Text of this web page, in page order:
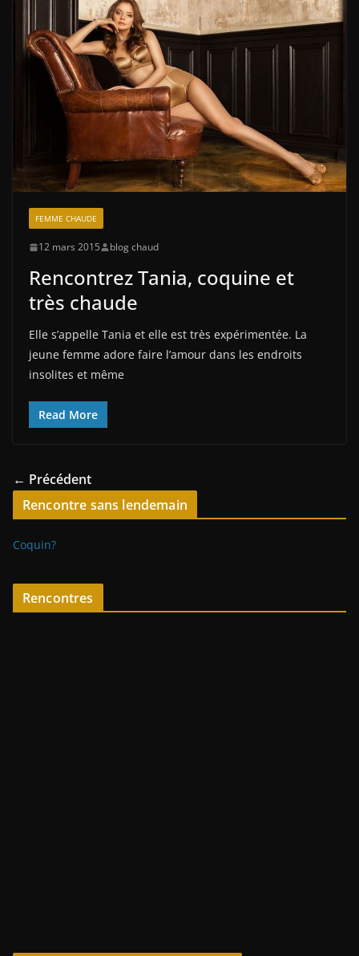
FEMME CHAUDE
12 mars 2015 blog chaud
Rencontrez Tania, coquine et
très chaude
Elle s’appelle Tania et elle est très expérimentée. La
jeune femme adore faire l’amour dans les endroits
insolites et même
Read More
← Précédent
Rencontre sans lendemain
Coquin?
Rencontres